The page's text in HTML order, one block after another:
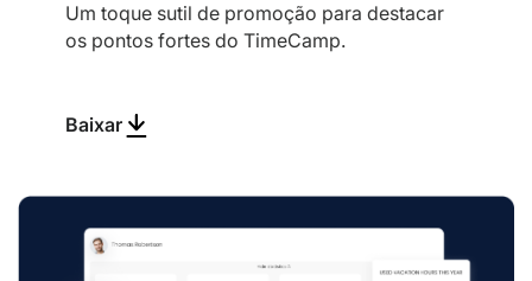
Um toque sutil de promoção para destacar
os pontos fortes do TimeCamp.
Baixar